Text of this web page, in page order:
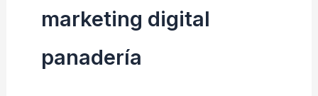
marketing digital
panadería